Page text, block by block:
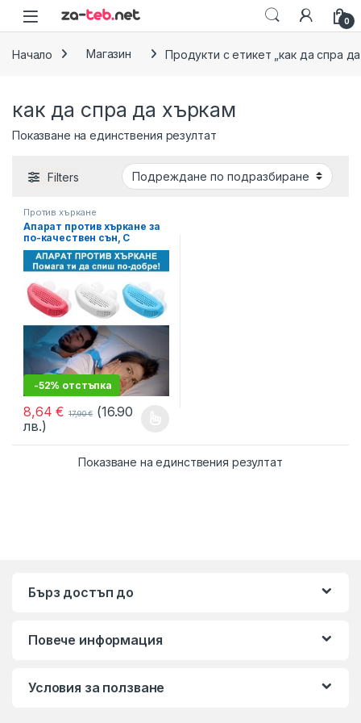
Skip to navigation
Skip to content
0
Начало Магазин Продукти с етикет „как да спра
как да спра да хъркам
Показване на единствения резултат
Filters
Против хъркане
Апарат против хъркане за
по-качествен сън, С
филтър за пречистване на
въздуха
-52% отстъпка
8,64€ 17,90€ (16.90
лв.)
This product has multiple variants. The options may be chosen
Показване на единствения резултат
Бърз достъп до
Повече информация
Условия за ползване